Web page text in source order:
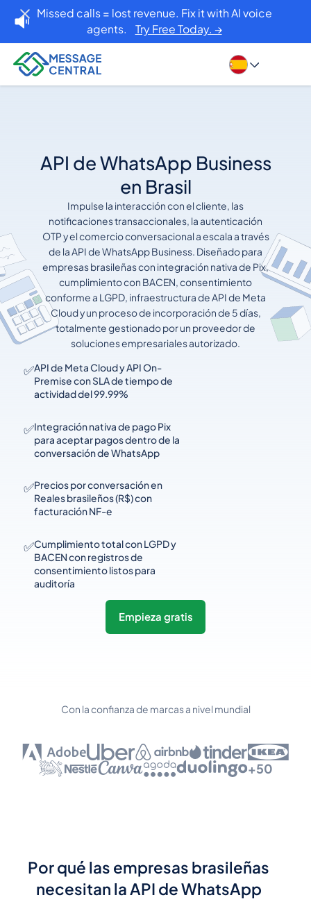
Missed calls = lost revenue. Fix it with AI voice
agents. Try Free Today. →
API de WhatsApp Business
en Brasil
Impulse la interacción con el cliente, las
notificaciones transaccionales, la autenticación
OTP y el comercio conversacional a escala a través
de la API de WhatsApp Business. Diseñado para
empresas brasileñas con integración nativa de Pix,
cumplimiento con BACEN, consentimiento
conforme a LGPD, infraestructura de API de Meta
Cloud y un proceso de incorporación de 5 días,
totalmente gestionado por un proveedor de
soluciones empresariales autorizado.
✅API de Meta Cloud y API On-
Premise con SLA de tiempo de
actividad del 99.99%
✅Integración nativa de pago Pix
para aceptar pagos dentro de la
conversación de WhatsApp
✅Precios por conversación en
Reales brasileños (R$) con
facturación NF-e
✅Cumplimiento total con LGPD y
BACEN con registros de
consentimiento listos para
auditoría
Empieza gratis
Con la confianza de marcas a nivel mundial
+50
Por qué las empresas brasileñas
necesitan la API de WhatsApp